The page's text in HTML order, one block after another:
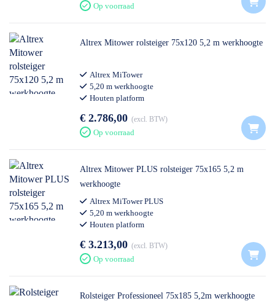
Op voorraad
Altrex Mitower rolsteiger 75x120 5,2 m werkhoogte
Altrex MiTower
5,20 m werkhoogte
Houten platform
€ 2.786,00 excl. BTW
Op voorraad
Altrex Mitower PLUS rolsteiger 75x165 5,2 m
werkhoogte
Altrex MiTower PLUS
5,20 m werkhoogte
Houten platform
€ 3.213,00 excl. BTW
Op voorraad
Rolsteiger Professioneel 75x185 5,2m werkhoogte